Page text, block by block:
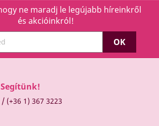
ne maradj le legújabb híreinkről
és akcióinkról!
/ (+36 1) 367 3223